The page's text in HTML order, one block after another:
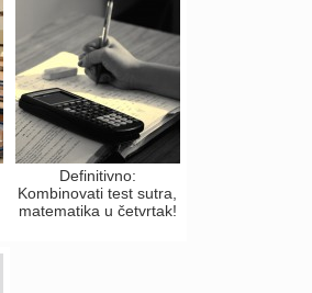
Definitivno:
Kombinovati test sutra,
matematika u četvrtak!